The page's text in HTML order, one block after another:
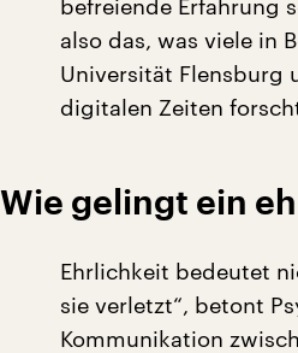
befreiende Erfahrung
also das, was viele in
Universität Flensburg
digitalen Zeiten
Wie gelingt ein
Ehrlichkeit bedeutet
sie verletzt“, betont
Kommunikation